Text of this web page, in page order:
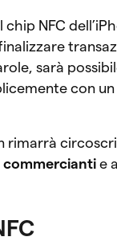
NFC
sarà
con un
rimarrà
commercianti e